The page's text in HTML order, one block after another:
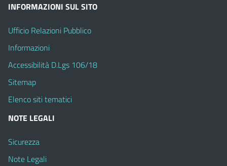
INFORMAZIONI SUL SITO
Ufficio Relazioni Pubblico
Informazioni
Accessibilità D.Lgs 106/18
Sitemap
Elenco siti tematici
NOTE LEGALI
Sicurezza
Note Legali